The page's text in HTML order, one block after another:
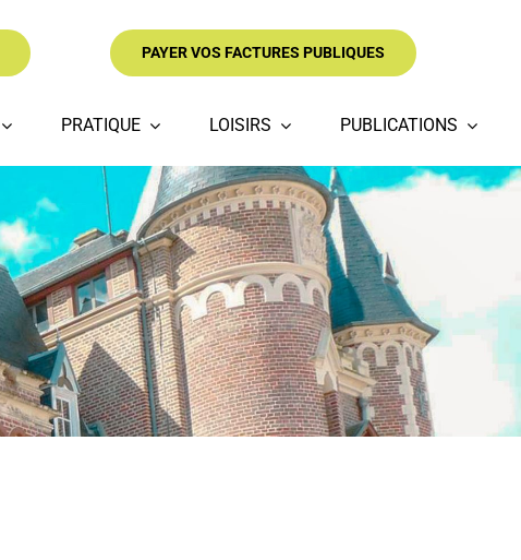
PAYER VOS FACTURES PUBLIQUES
PRATIQUE LOISIRS PUBLICATIONS